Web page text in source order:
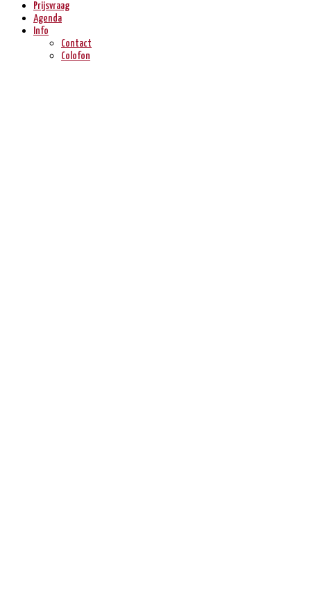
Prijsvraag
Agenda
Info
Contact
Colofon